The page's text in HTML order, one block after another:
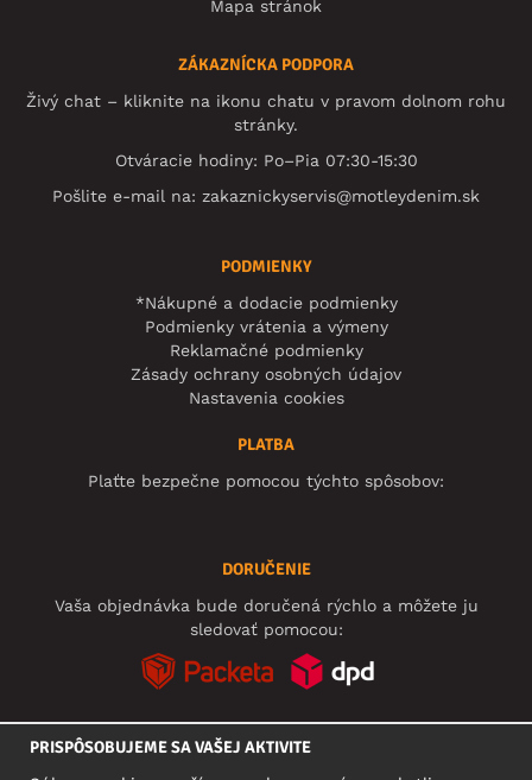
Mapa stránok
ZÁKAZNÍCKA PODPORA
Živý chat – kliknite na ikonu chatu v pravom dolnom rohu
stránky.
Otváracie hodiny: Po–Pia 07:30-15:30
Pošlite e-mail na: zakaznickyservis@motleydenim.sk
PODMIENKY
*Nákupné a dodacie podmienky
Podmienky vrátenia a výmeny
Reklamačné podmienky
Zásady ochrany osobných údajov
Nastavenia cookies
PLATBA
Plaťte bezpečne pomocou týchto spôsobov:
DORUČENIE
Vaša objednávka bude doručená rýchlo a môžete ju
sledovať pomocou:
PRISPÔSOBUJEME SA VAŠEJ AKTIVITE